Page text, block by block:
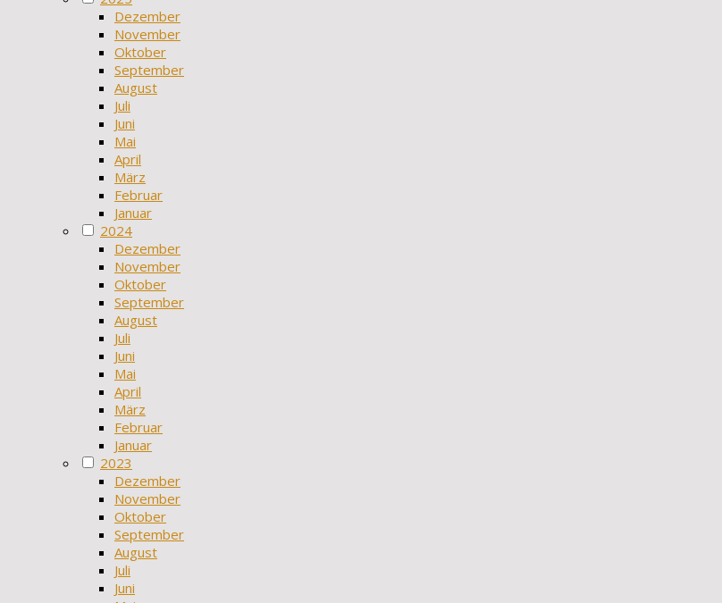
Dezember
November
Oktober
September
August
Juli
Juni
Mai
April
März
Februar
Januar
2024
Dezember
November
Oktober
September
August
Juli
Juni
Mai
April
März
Februar
Januar
2023
Dezember
November
Oktober
September
August
Juli
Juni